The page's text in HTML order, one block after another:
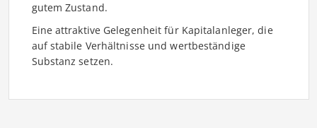
gutem Zustand.
Eine attraktive Gelegenheit für Kapitalanleger, die
auf stabile Verhältnisse und wertbeständige
Substanz setzen.